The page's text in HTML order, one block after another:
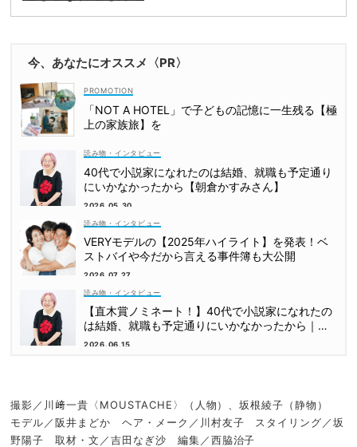
今、あなたにオススメ〈PR〉
「NOT A HOTEL」で子どもの記憶に一生残る【極
上の家族旅】を
読み物・インタビュー
40代で小説家になれたのは結婚、就職も予定通り
にいかなかったから【朝倉かすみさん】
2026.05.30
読み物・インタビュー
VERYモデルの【2025年ハイライト】を発表！ベ
ストバイや今だから言える事件簿も大公開
2026.07.27
読み物・インタビュー
【直木賞ノミネート！】40代で小説家になれたの
は結婚、就職も予定通りにいかなかったから｜朝
倉かすみさん
2026.06.15
撮影／川﨑一貴〈MOUSTACHE〉（人物）、坂根綾子（静物）
モデル／阪井まどか ヘア・メーク／川村友子 スタイリング／坂
野陽子 取材・文／吉田なぎ沙 編集／西脇治子